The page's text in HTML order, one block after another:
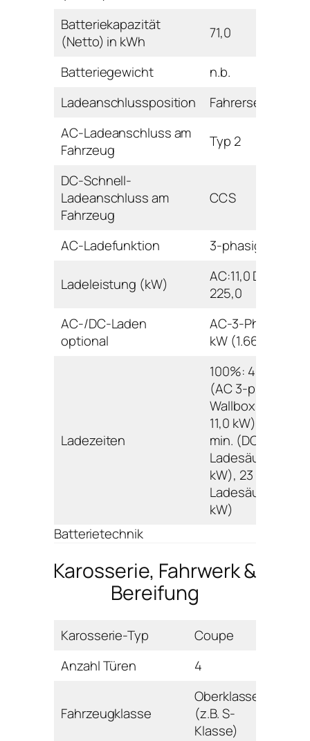
Batteriekapazität
(Netto) in kWh
71,0
Batteriegewicht
n.b.
Ladeanschlussposition
Fahrerseite
AC-Ladeanschluss am
Fahrzeug
Typ 2
DC-Schnell-
Ladeanschluss am
Fahrzeug
CCS
AC-Ladefunktion 3-phasig
Ladeleistung (kW)
AC:11,0 DC:50,0-
225,0
AC-/DC-Laden
optional
AC-3-Phasig 22
kW (1.666 Euro)
Ladezeiten
100%: 480 min.
(AC 3-phasig
Wallbox/
11,0 kW); 80%: 93
min. (DC
Ladesäule 50,0
kW), 23 min. (DC
Ladesäule 225,0
kW)
Batterietechnik
Karosserie, Fahrwerk &
Bereifung
Karosserie-Typ
Coupe
Anzahl Türen
4
Fahrzeugklasse
Oberklasse
(z.B. S-
Klasse)